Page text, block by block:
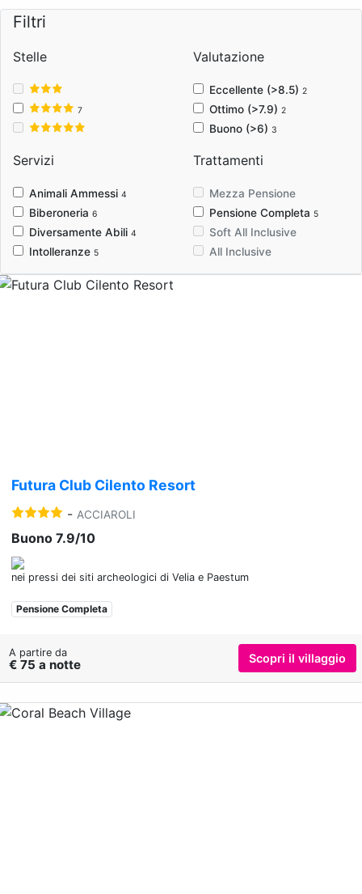
Filtri
Stelle
7
Valutazione
Eccellente (>8.5) 2
Ottimo (>7.9) 2
Buono (>6) 3
Servizi
Animali Ammessi 4
Biberoneria 6
Diversamente Abili 4
Intolleranze 5
Trattamenti
Mezza Pensione
Pensione Completa 5
Soft All Inclusive
All Inclusive
Futura Club Cilento Resort
- ACCIAROLI
Buono 7.9/10
nei pressi dei siti archeologici di Velia e Paestum
Pensione Completa
A partire da
€ 75 a notte Scopri il villaggio